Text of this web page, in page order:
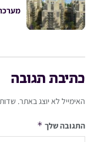
מערכת
כתיבת תגובה
האימייל לא יוצג באתר.
התגובה שלך *